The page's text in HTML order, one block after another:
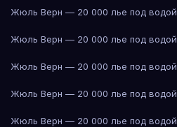
Жюль Верн — 20 000 лье под водой
Жюль Верн — 20 000 лье под водой
Жюль Верн — 20 000 лье под водой
Жюль Верн — 20 000 лье под водой
Жюль Верн — 20 000 лье под водой